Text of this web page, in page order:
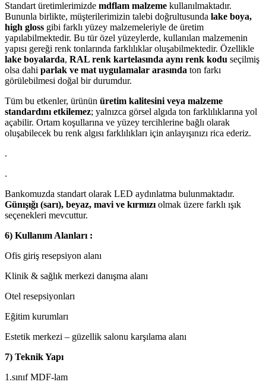
Standart üretimlerimizde mdflam malzeme kullanılmaktadır.
Bununla birlikte, müşterilerimizin talebi doğrultusunda lake boya,
high gloss gibi farklı yüzey malzemeleriyle de üretim
yapılabilmektedir. Bu tür özel yüzeylerde, kullanılan malzemenin
yapısı gereği renk tonlarında farklılıklar oluşabilmektedir. Özellikle
lake boyalarda, RAL renk kartelasında aynı renk kodu seçilmiş
olsa dahi parlak ve mat uygulamalar arasında ton farkı
görülebilmesi doğal bir durumdur.
Tüm bu etkenler, ürünün üretim kalitesini veya malzeme
standardını etkilemez; yalnızca görsel algıda ton farklılıklarına yol
açabilir. Ortam koşullarına ve yüzey tercihlerine bağlı olarak
oluşabilecek bu renk algısı farklılıkları için anlayışınızı rica ederiz.
.
.
Bankomuzda standart olarak LED aydınlatma bulunmaktadır.
Günışığı (sarı), beyaz, mavi ve kırmızı olmak üzere farklı ışık
seçenekleri mevcuttur.
6) Kullanım Alanları :
Ofis giriş resepsiyon alanı
Klinik & sağlık merkezi danışma alanı
Otel resepsiyonları
Eğitim kurumları
Estetik merkezi – güzellik salonu karşılama alanı
7) Teknik Yapı
1.sınıf MDF-lam